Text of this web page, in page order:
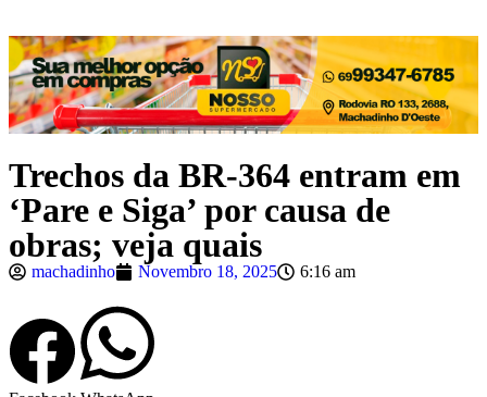
Trechos da BR-364 entram em
‘Pare e Siga’ por causa de
obras; veja quais
machadinho Novembro 18, 2025 6:16 am